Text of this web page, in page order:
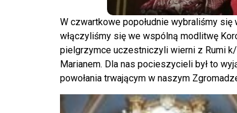
W czwartkowe popołudnie wybraliśmy
włączyliśmy się we wspólną modlitwę
pielgrzymce uczestniczyli wierni z Rumi k/
Marianem. Dla nas pocieszycieli był to
powołania trwającym w naszym